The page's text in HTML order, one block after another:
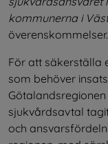
kommunerna i
överenskommelser.
För att säkerställa
som behöver
sjukvårdsavtal
och